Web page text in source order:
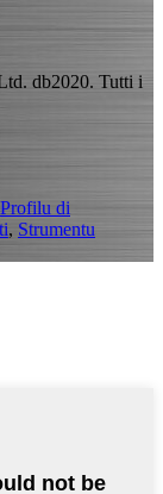
db2020. Tutti i
Profilu di
, Strumentu